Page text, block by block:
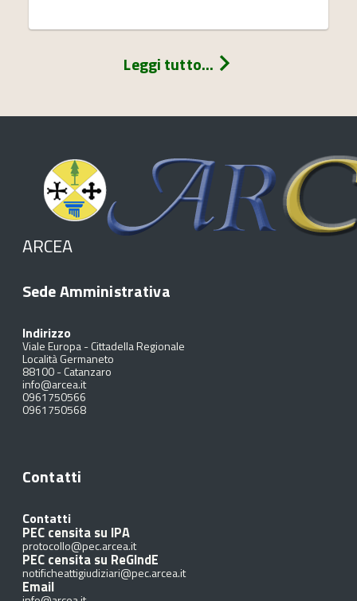
Leggi tutto...
ARCEA
Sede Amministrativa
Indirizzo
Viale Europa - Cittadella Regionale
Località Germaneto
88100-Catanzaro
info@arcea.it
0961750566
0961750568
Contatti
Contatti
PEC censita su IPA
protocollo@pec.arcea.it
PEC censita su ReGIndE
notificheattigiudiziari@pec.arcea.it
Email